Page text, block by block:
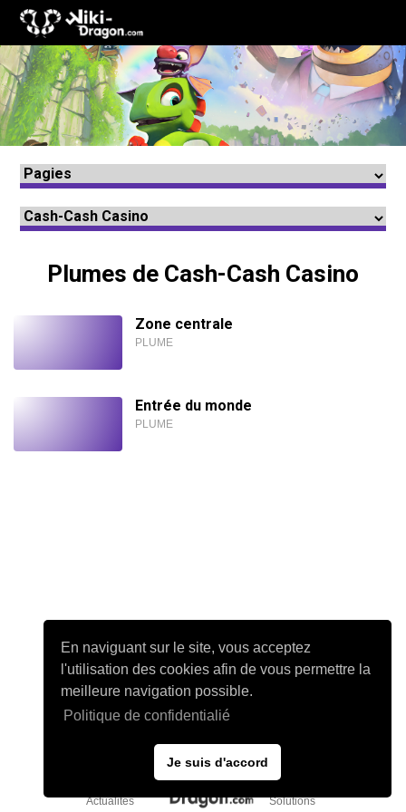
En naviguant sur le site, vous acceptez
l'utilisation des cookies afin de vous permettre la
meilleure navigation possible.
Politique de confidentialié
Je suis d'accord
Actualités Solutions
Plumes de Cash-Cash Casino
Zone centrale
PLUME
Entrée du monde
PLUME